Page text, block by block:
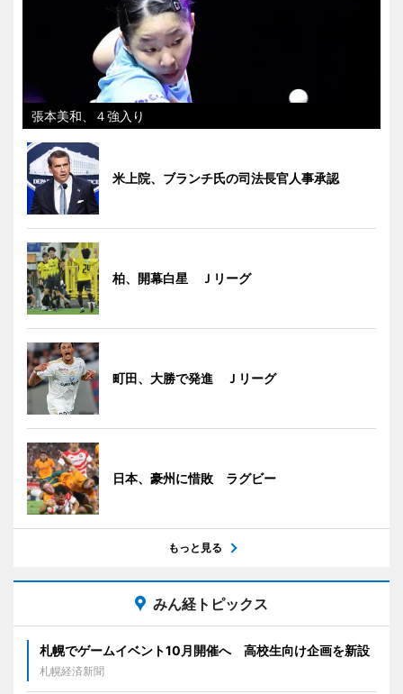
張本美和、４強入り
米上院、ブランチ氏の司法長官人事承認
柏、開幕白星 Ｊリーグ
町田、大勝で発進 Ｊリーグ
日本、豪州に惜敗 ラグビー
もっと見る
みん経トピックス
札幌でゲームイベント10月開催へ 高校生向け企画を新設
札幌経済新聞